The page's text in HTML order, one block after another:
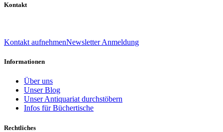
Kontakt
Kontakt aufnehmenNewsletter Anmeldung
Informationen
Über uns
Unser Blog
Unser Antiquariat durchstöbern
Infos für Büchertische
Rechtliches